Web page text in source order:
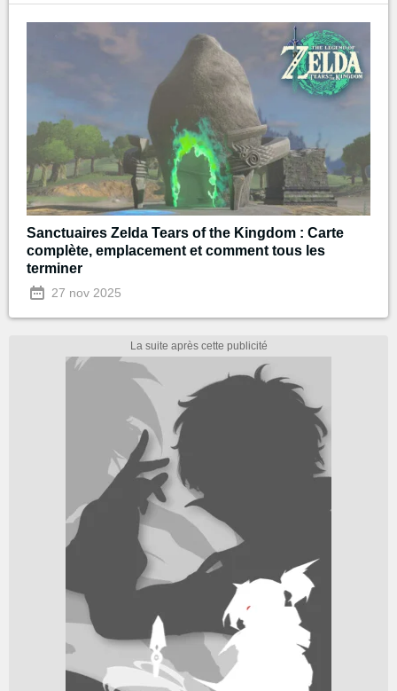
Sanctuaires Zelda Tears of the Kingdom : Carte
complète, emplacement et comment tous les
terminer
27 nov 2025